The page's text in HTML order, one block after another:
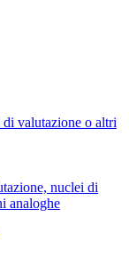
valutazione o altri
nuclei di
analoghe